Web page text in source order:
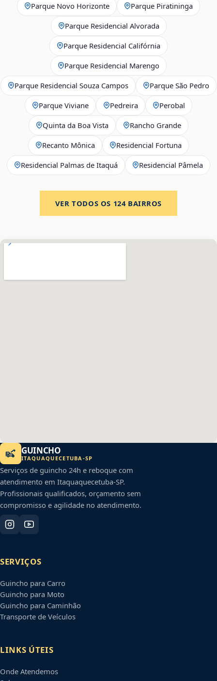
Parque Novo Horizonte Parque Piratininga
Parque Residencial Alvorada
Parque Residencial Califórnia
Parque Residencial Marengo
Parque Residencial Souza Campos Parque São Pedro
Parque Viviane Pedreira Perobal
Quinta da Boa Vista Rancho Grande
Recanto Mônica Residencial Fortuna
Residencial Palmas de Itaquá Residencial Pâmela
VER TODOS OS 124BAIRROS
GUINCHO
ITAQUAQUECETUBA -SP
Serviços de guincho 24h e reboque com
atendimento em Itaquaquecetuba-SP.
Profissionais qualificados, orçamento sem
compromisso e agilidade no atendimento.
SERVIÇOS
Guincho para Carro
Guincho para Moto
Guincho para Caminhão
Transporte de Veículos
LINKS ÚTEIS
Onde Atendemos